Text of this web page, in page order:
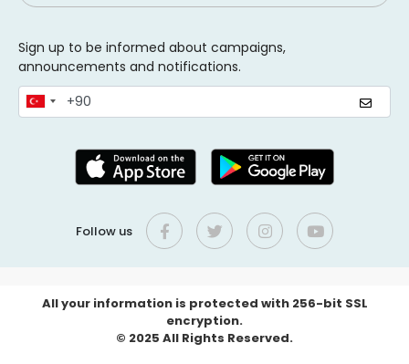
Sign up to be informed about campaigns,
announcements and notifications.
Follow us
All your information is protected with 256-bit SSL
encryption.
© 2025 All Rights Reserved.